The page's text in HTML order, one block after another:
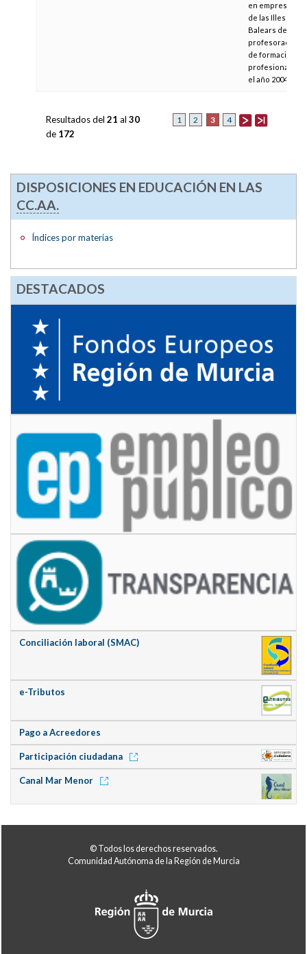
en empresas
de las Illes
Balears del
profesorado
de formación
profesional en
el año 2004
1 2 3 4
Resultados del 21 al 30
de 172
DISPOSICIONES EN EDUCACIÓN EN LAS
CC.AA.
Índices por materias
DESTACADOS
Conciliación laboral (SMAC)
e-Tributos
Pago a Acreedores
Participación ciudadana
Canal Mar Menor
© Todos los derechos reservados.
Comunidad Autónoma de la Región de Murcia